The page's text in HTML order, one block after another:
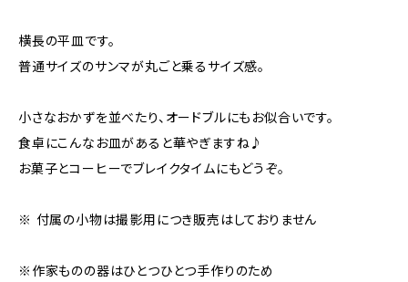
横長の平皿です。
普通サイズのサンマが丸ごと乗るサイズ感。
小さなおかずを並べたり、オードブルにもお似合いです。
食卓にこんなお皿があると華やぎますね♪
お菓子とコーヒーでブレイクタイムにもどうぞ。
※ 付属の小物は撮影用につき販売はしておりません
※作家ものの器はひとつひとつ手作りのため